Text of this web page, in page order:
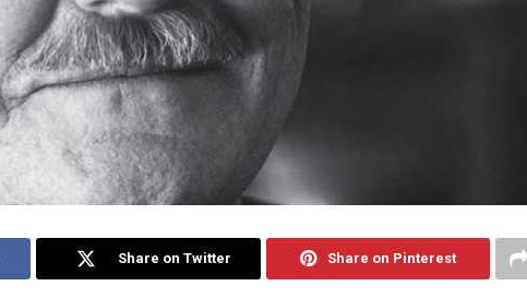
Share on Twitter Share on Pinterest